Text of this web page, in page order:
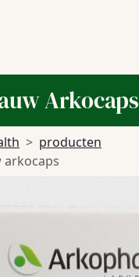
Arkocaps
producten
arkocaps